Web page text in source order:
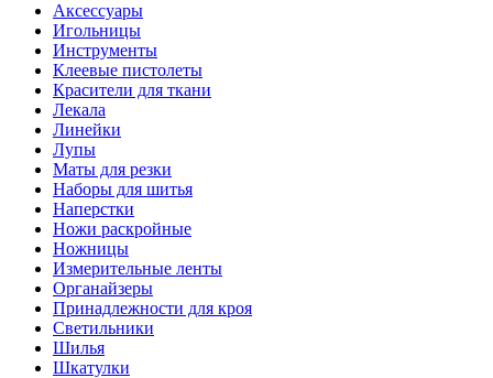
Аксессуары
Игольницы
Инструменты
Клеевые пистолеты
Красители для ткани
Лекала
Линейки
Лупы
Маты для резки
Наборы для шитья
Наперстки
Ножи раскройные
Ножницы
Измерительные ленты
Органайзеры
Принадлежности для кроя
Светильники
Шилья
Шкатулки